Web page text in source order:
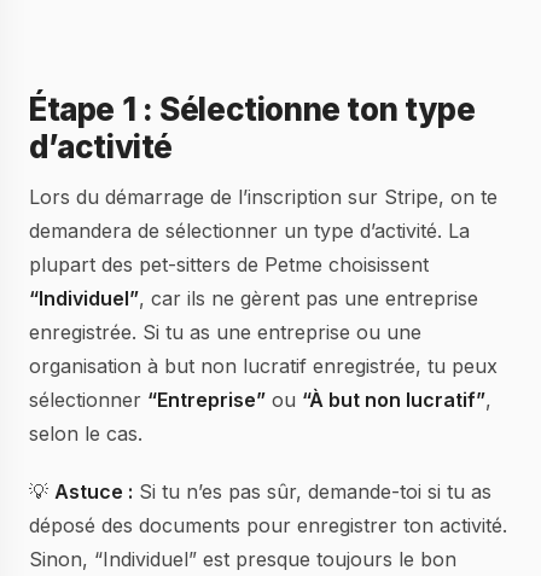
Étape 1 : Sélectionne ton type
d’activité
Lors du démarrage de l’inscription sur Stripe, on te
demandera de sélectionner un type d’activité. La
plupart des pet-sitters de Petme choisissent
“Individuel”, car ils ne gèrent pas une entreprise
enregistrée. Si tu as une entreprise ou une
organisation à but non lucratif enregistrée, tu peux
sélectionner “Entreprise” ou “À but non lucratif”,
selon le cas.
💡 Astuce : Si tu n’es pas sûr, demande-toi si tu as
déposé des documents pour enregistrer ton activité.
Sinon, “Individuel” est presque toujours le bon